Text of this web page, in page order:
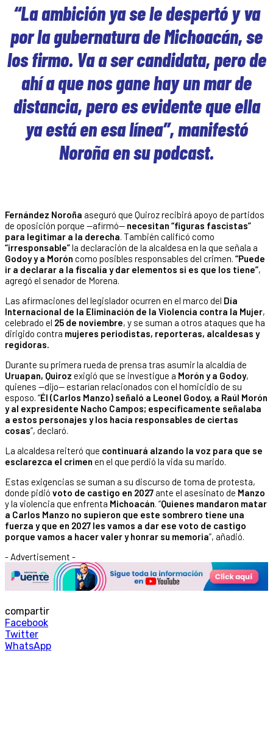
“La ambición ya se le despertó y va
por la gubernatura de Michoacán, se
los firmo. Va a ser candidata, pero de
ahí a que nos gane hay un mar de
distancia, pero es evidente que ella
ya está en esa línea”, manifestó
Noroña en su podcast.
Fernández Noroña aseguró que Quiroz recibirá apoyo de partidos
de oposición porque —afirmó— necesitan “figuras fascistas”
para legitimar a la derecha. También calificó como
“irresponsable”la declaración de la alcaldesa en la que señala a
Godoy y a Morón como posibles responsables del crimen. “Puede
ir a declarar a la fiscalía y dar elementos si es que los tiene”,
agregó el senador de Morena.
Las afirmaciones del legislador ocurren en el marco del Día
Internacional de la Eliminación de la Violencia contra la Mujer,
celebrado el 25 de noviembre, y se suman a otros ataques que ha
dirigido contra mujeres periodistas, reporteras, alcaldesas y
regidoras.
Durante su primera rueda de prensa tras asumir la alcaldía de
Uruapan, Quiroz exigió que se investigue a Morón y a Godoy,
quienes —dijo— estarían relacionados con el homicidio de su
esposo. “Él (Carlos Manzo) señaló a Leonel Godoy, a Raúl Morón
y al expresidente Nacho Campos; específicamente señalaba
a estos personajes y los hacía responsables de ciertas
cosas”, declaró.
La alcaldesa reiteró que continuará alzando la voz para que se
esclarezca el crimen en el que perdió la vida su marido.
Estas exigencias se suman a su discurso de toma de protesta,
donde pidió voto de castigo en 2027 ante el asesinato de Manzo
y la violencia que enfrenta Michoacán. “Quienes mandaron matar
a Carlos Manzo no supieron que este sombrero tiene una
fuerza y que en 2027 les vamos a dar ese voto de castigo
porque vamos a hacer valer y honrar su memoria”, añadió.
- Advertisement -
compartir
Facebook
Twitter
WhatsApp